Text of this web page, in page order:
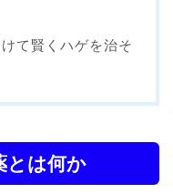
て賢くハゲを治そ
とは何か